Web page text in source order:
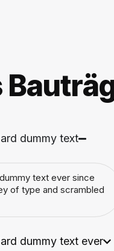
dummy text
text ever since
of type and scrambled
dummy text ever